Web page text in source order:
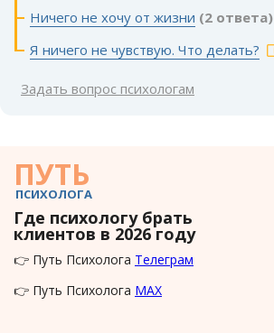
Ничего не хочу от жизни (2 ответа)
Я ничего не чувствую. Что делать?
Задать вопрос психологам
ПУТЬ
ПСИХОЛОГА
Где психологу брать
клиентов в 2026 году
👉 Путь Психолога Телеграм
👉 Путь Психолога MAX